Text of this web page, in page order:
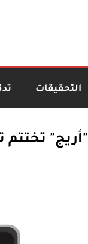
التحقيقات
"أريج" تختتم